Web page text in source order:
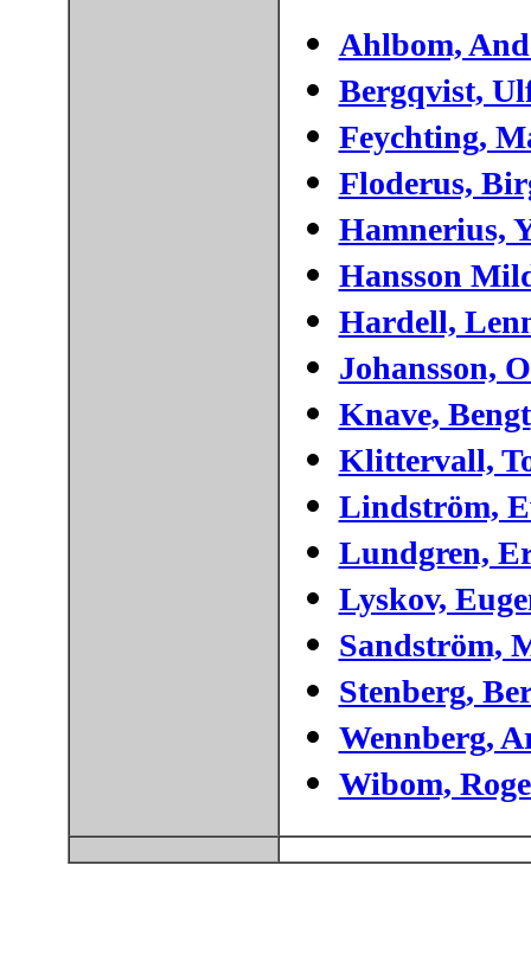
Ahlbom,
Bergqvist,
Feychting,
Floderus,
Hamnerius,
Hansson
Hardell,
Johansson,
Knave, Bengt
Klittervall,
Lindström,
Lundgren,
Lyskov,
Sandström,
Stenberg,
Wennberg,
Wibom,